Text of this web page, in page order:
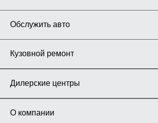
Обслужить авто
Кузовной ремонт
Дилерские центры
О компании